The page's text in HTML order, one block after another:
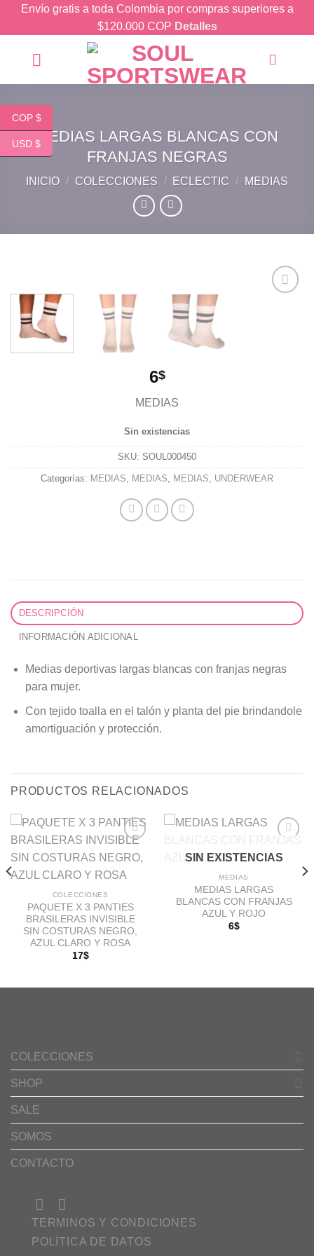
Envío gratis a toda Colombia por compras superiores a
$120.000 COP Detalles
MEDIAS LARGAS BLANCAS CON
FRANJAS NEGRAS
INICIO / COLECCIONES / ECLECTIC / MEDIAS
6$
MEDIAS
Sin existencias
SKU: SOUL000450
Categorías: MEDIAS, MEDIAS, MEDIAS, UNDERWEAR
DESCRIPCIÓN
INFORMACIÓN ADICIONAL
Medias deportivas largas blancas con franjas negras
para mujer.
Con tejido toalla en el talón y planta del pie brindandole
amortiguación y protección.
PRODUCTOS RELACIONADOS
Añadir
deseos
COLECCIONES
PAQUETE X 3 PANTIES
BRASILERAS INVISIBLE
SIN COSTURAS NEGRO,
AZUL CLARO Y ROSA
17$
lista de
deseos
SIN EXISTENCIAS
MEDIAS
MEDIAS LARGAS
BLANCAS CON FRANJAS
AZUL Y ROJO
6$
COLECCIONES
SHOP
SALE
SOMOS
CONTACTO
TERMINOS Y CONDICIONES
POLÍTICA DE DATOS
COP $
USD $